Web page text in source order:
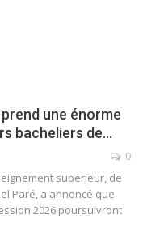
une énorme
bacheliers de…
0
supérieur, de
Paré, a annoncé que
2026 poursuivront